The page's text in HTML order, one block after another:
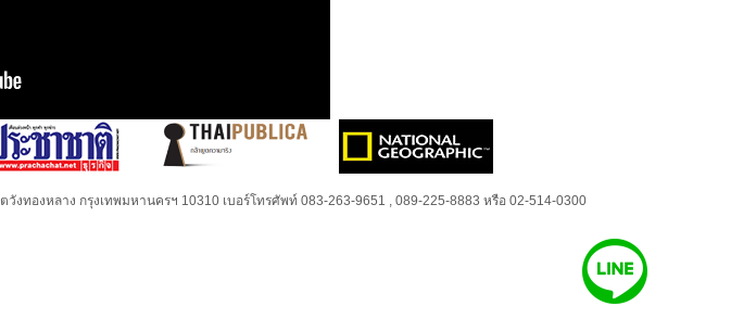
งทองหลาง กรุงเทพมหานครฯ 10310 เบอร์โทรศัพท์ 083-263-9651 , 089-225-8883 หรือ 02-514-0300